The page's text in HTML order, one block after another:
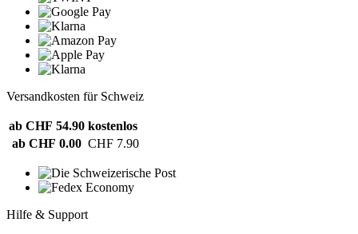
Versandkosten für Schweiz
ab CHF 54.90 kostenlos
ab CHF 0.00 CHF 7.90
Hilfe & Support